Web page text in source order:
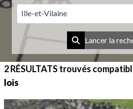
Ille-et-Vilaine
Lancer la
2 RÉSULTATStrouvés
lois